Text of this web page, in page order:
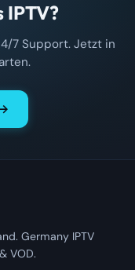
IPTV?
7 Support. Jetzt in
Germany IPTV
VOD.